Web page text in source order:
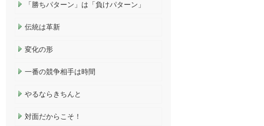
「勝ちパターン」は「負けパターン」
伝統は革新
変化の形
一番の競争相手は時間
やるならきちんと
対面だからこそ！